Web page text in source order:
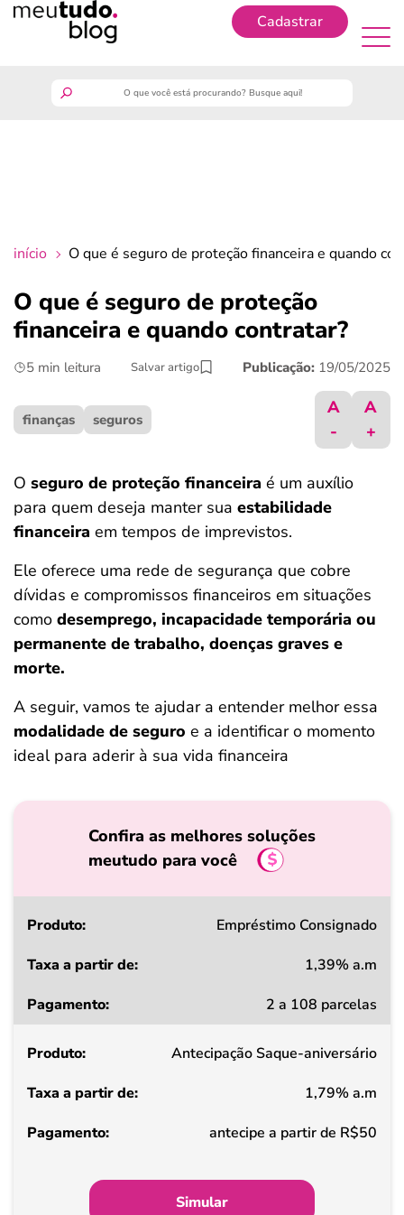
Cadastrar
crédito fácil
últimas notícias
ferramentas
início O que é seguro de proteção financeira e quando
O que é seguro de proteção
financeira e quando contratar?
5 min leitura Salvar artigo Publicação: 19/05/2025
finanças seguros
A
-
A
+
O seguro de proteção financeira é um auxílio
para quem deseja manter sua estabilidade
financeira em tempos de imprevistos.
Ele oferece uma rede de segurança que cobre
dívidas e compromissos financeiros em situações
como desemprego, incapacidade temporária ou
permanente de trabalho, doenças graves e
morte.
A seguir, vamos te ajudar a entender melhor essa
modalidade de seguro e a identificar o momento
ideal para aderir à sua vida financeira
Confira as melhores soluções
meutudo para você
Produto
a
de
Pagamento
Empréstimo Consignado
1,39% a.m
2 a 108 parcelas
Antecipação Saque-aniversário
1,79% a.m
antecipe a partir de R$50
Simular